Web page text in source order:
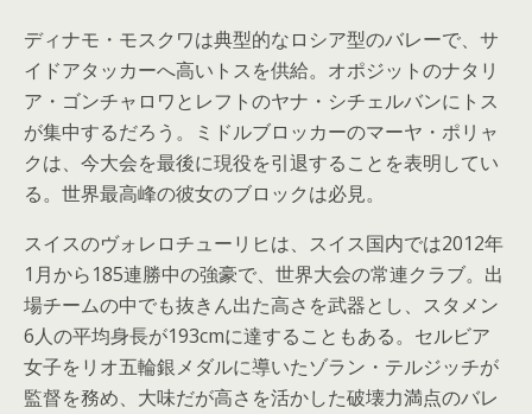
ディナモ・モスクワは典型的なロシア型のバレーで、サ
イドアタッカーへ高いトスを供給。オポジットのナタリ
ア・ゴンチャロワとレフトのヤナ・シチェルバンにトス
が集中するだろう。ミドルブロッカーのマーヤ・ポリャ
クは、今大会を最後に現役を引退することを表明してい
る。世界最高峰の彼女のブロックは必見。
スイスのヴォレロチューリヒは、スイス国内では2012年
1月から185連勝中の強豪で、世界大会の常連クラブ。出
場チームの中でも抜きん出た高さを武器とし、スタメン
6人の平均身長が193cmに達することもある。セルビア
女子をリオ五輪銀メダルに導いたゾラン・テルジッチが
監督を務め、大味だが高さを活かした破壊力満点のバレ